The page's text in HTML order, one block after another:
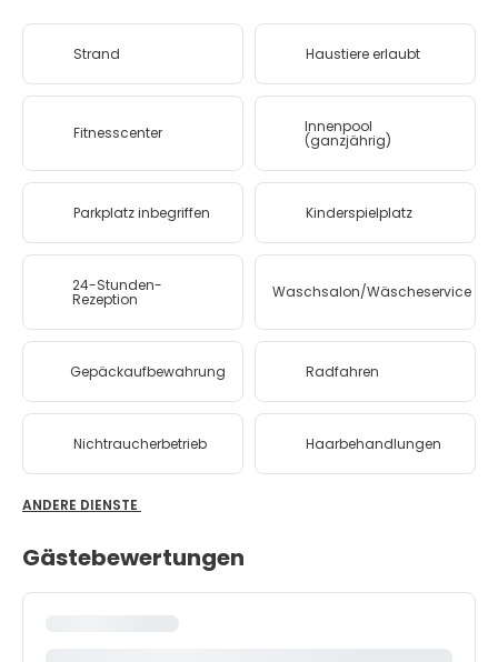
Strand Haustiere erlaubt
Fitnesscenter Innenpool
(ganzjährig)
Parkplatz inbegriffen Kinderspielplatz
24-Stunden-
Rezeption Waschsalon/Wäscheservice
Gepäckaufbewahrung Radfahren
Nichtraucherbetrieb Haarbehandlungen
ANDERE DIENSTE
Gästebewertungen